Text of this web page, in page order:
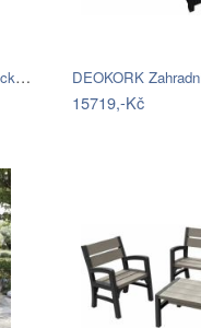
FaKOPA NURU - rohová sedačka Becky Mdum DEOKORK
15719,-Kč